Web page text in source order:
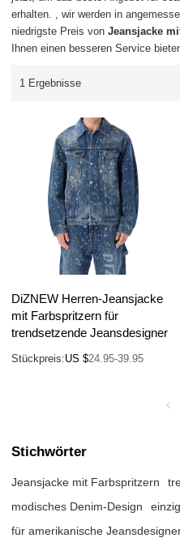
erhalten. , wir werden in
niedrigste Preis vonJeansjacke
Ihnen einen besseren Service
1 Ergebnisse
DiZNEW Herren-Jeansjacke
mit Farbspritzern für
trendsetzende Jeansdesigner
Stückpreis:US $24.95-39.95
Stichwörter
Jeansjacke mit Farbspritzern
modisches Denim-Design
für amerikanische